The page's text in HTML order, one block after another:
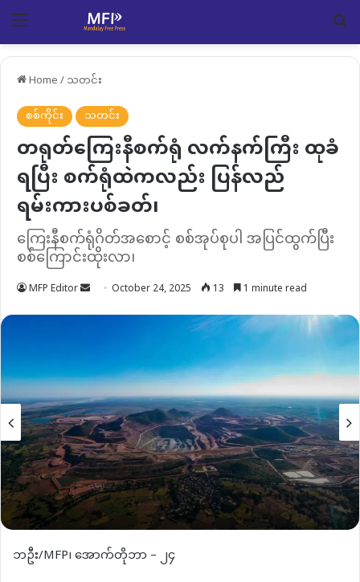
Menu
Home/သတင်း
စစ်ကိုင်း
သတင်း
တရုတ်ကြေးနီစက်ရုံ လက်နက်ကြီး ထုခံ
ရပြီး စက်ရုံထဲကလည်း ပြန်လည်
ရမ်းကားပစ်ခတ်၊
ကြေးနီစက်ရုံဂိတ်အစောင့် စစ်အုပ်စုပါ အပြင်ထွက်ပြီး
စစ်ကြောင်းထိုးလာ၊
MFP Editor SendOctober 24, 2025 13 1 minute read
ဘဦး/MFP၊ အောက်တိုဘာ – ၂၄